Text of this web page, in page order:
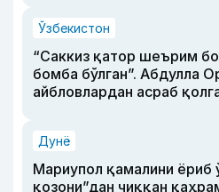
Ўзбекистон
“Саккиз қатор шеърим
бомба бўлган”. Абдулла
айбловлардан асраб
Дунё
Мариупол қамалини ёриб
қозони”дан чиққан